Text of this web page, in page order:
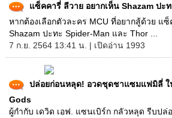
แซ็คคารี่ ลีวาย อยากเห็น Shazam ปะ
หากต้องเลือกตัวละคร MCU ที่อยากสู้ด้วย แซ็
Shazam ปะทะ Spider-Man และ Thor ...
7 ก.ย. 2564 13:41 น. | เปิดอ่าน 1993
ปล่อยก่อนหลุด! อวดชุดชาแซมแฟมิลี่ ใ
Gods
ผู้กำกับ เดวิด เอฟ. แซนเบิร์ก กลัวหลุด รีบป